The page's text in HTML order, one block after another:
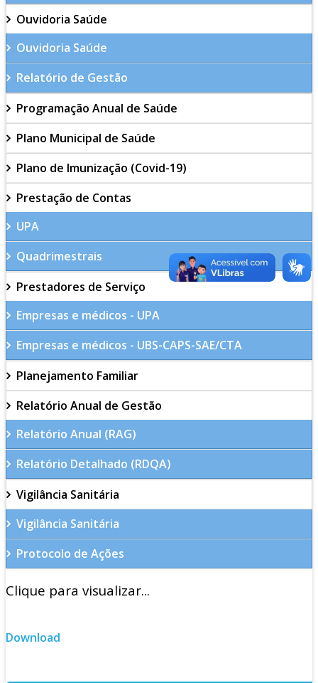
Ouvidoria Saúde
Ouvidoria Saúde
Relatório de Gestão
Programação Anual de Saúde
Plano Municipal de Saúde
Plano de Imunização (Covid-19)
Prestação de Contas
UPA
Quadrimestrais
Prestadores de Serviço
Empresas e médicos - UPA
Empresas e médicos - UBS-CAPS-SAE/CTA
Planejamento Familiar
Relatório Anual de Gestão
Relatório Anual (RAG)
Relatório Detalhado (RDQA)
Vigilância Sanitária
Vigilância Sanitária
Protocolo de Ações
Clique para visualizar...
Download